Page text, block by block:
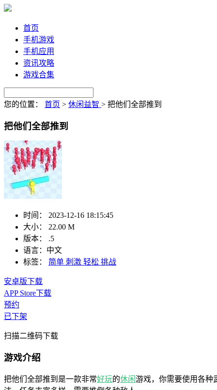
首页
手机游戏
手机应用
资讯攻略
游戏合集
您的位置： 首页 > 休闲益智 > 把他们全部推到
把他们全部推到
时间：
2023-12-16 18:15:45
大小：
22.00 M
版本：
.5
语言： 中文
标签：
简单 刺激 轻松 挑战
安卓版下载
APP Store下载
预约
已下架
扫描二维码下载
游戏介绍
把他们全部推到是一款非常好玩的休闲游戏，你需要使用各种